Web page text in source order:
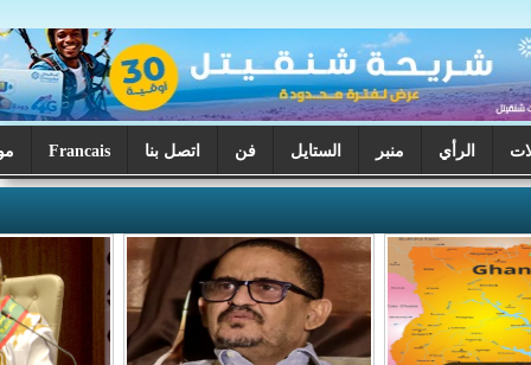
الستايل فن اتصل بنا Francais موريتانيا اليوم